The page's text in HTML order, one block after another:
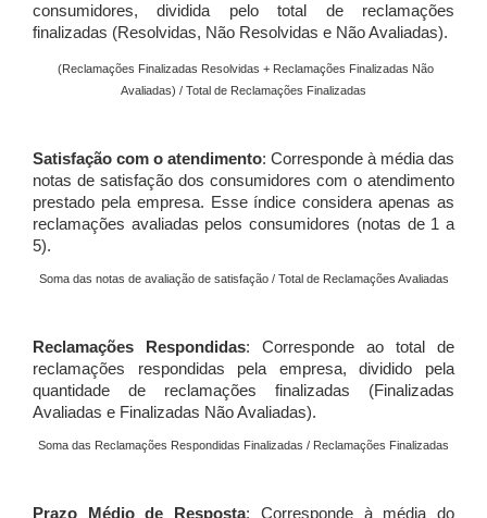
consumidores, dividida pelo total de reclamações
finalizadas (Resolvidas, Não Resolvidas e Não Avaliadas).
(Reclamações Finalizadas Resolvidas + Reclamações Finalizadas Não
Avaliadas) / Total de Reclamações Finalizadas
Satisfação com o atendimento: Corresponde à média das
notas de satisfação dos consumidores com o atendimento
prestado pela empresa. Esse índice considera apenas as
reclamações avaliadas pelos consumidores (notas de 1 a
5).
Soma das notas de avaliação de satisfação / Total de Reclamações Avaliadas
Reclamações Respondidas: Corresponde ao total de
reclamações respondidas pela empresa, dividido pela
quantidade de reclamações finalizadas (Finalizadas
Avaliadas e Finalizadas Não Avaliadas).
Soma das Reclamações Respondidas Finalizadas / Reclamações Finalizadas
Prazo Médio de Resposta: Corresponde à média do